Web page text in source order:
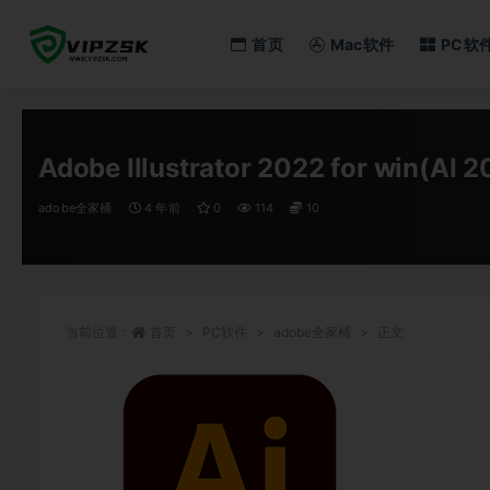
首页 Mac软件 PC软
Adobe Illustrator 2022 for win(AI
adobe全家桶 4 年前 0 114 10
全部